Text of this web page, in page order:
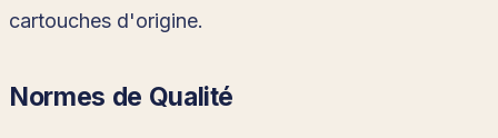
cartouches d'origine.
Normes de Qualité